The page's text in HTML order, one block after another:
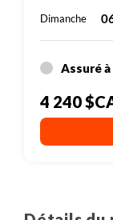
Dimanche
Assuré
4 240